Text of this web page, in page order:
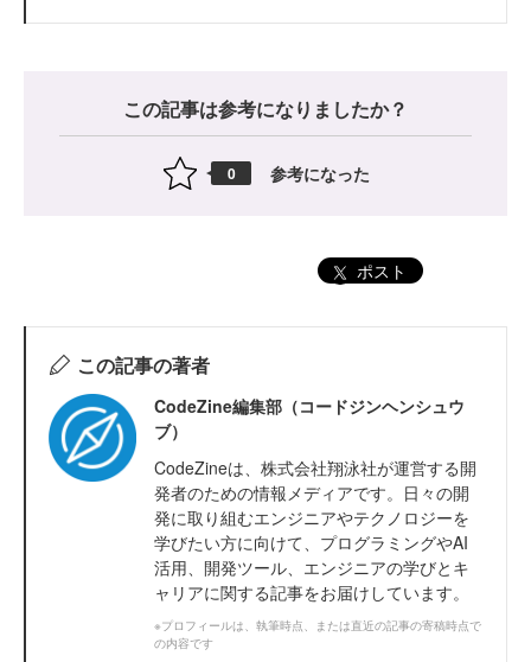
この記事は参考になりましたか？
0 参考になった
ポスト
この記事の著者
CodeZine編集部（コードジンヘンシュウ
ブ）
CodeZineは、株式会社翔泳社が運営する開
発者のための情報メディアです。日々の開
発に取り組むエンジニアやテクノロジーを
学びたい方に向けて、プログラミングやAI
活用、開発ツール、エンジニアの学びとキ
ャリアに関する記事をお届けしています。
※プロフィールは、執筆時点、または直近の記事の寄稿時点で
の内容です